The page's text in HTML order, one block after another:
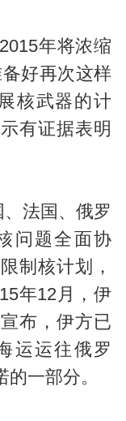
年将浓缩
好再次这样
核武器的计
有证据表明
法国、俄罗
问题全面协
制核计划，
年12月，伊
布，伊方已
运运往俄罗
一部分。